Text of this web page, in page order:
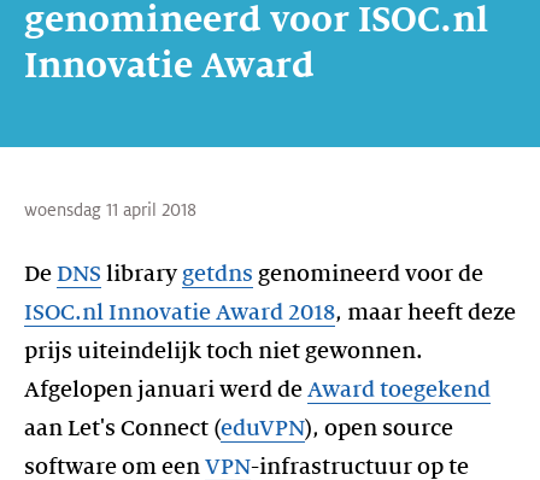
genomineerd voor ISOC.nl
Innovatie Award
woensdag 11 april 2018
De DNS library getdns genomineerd voor de
ISOC.nl Innovatie Award 2018, maar heeft deze
prijs uiteindelijk toch niet gewonnen.
Afgelopen januari werd de Award toegekend
aan Let's Connect (eduVPN), open source
software om een VPN-infrastructuur op te